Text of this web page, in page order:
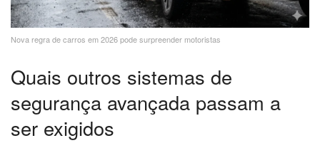
Nova regra de carros em 2026 pode surpreender motoristas
Quais outros sistemas de
segurança avançada passam a
ser exigidos